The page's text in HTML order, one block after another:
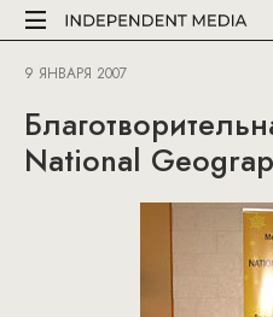
9 ЯНВАРЯ 2007
National